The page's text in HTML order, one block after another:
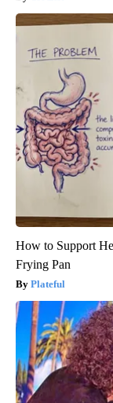
How to Support
Frying Pan
Plateful